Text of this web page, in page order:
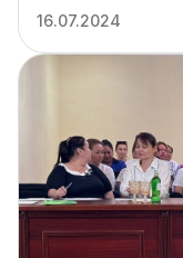
16.07.2024